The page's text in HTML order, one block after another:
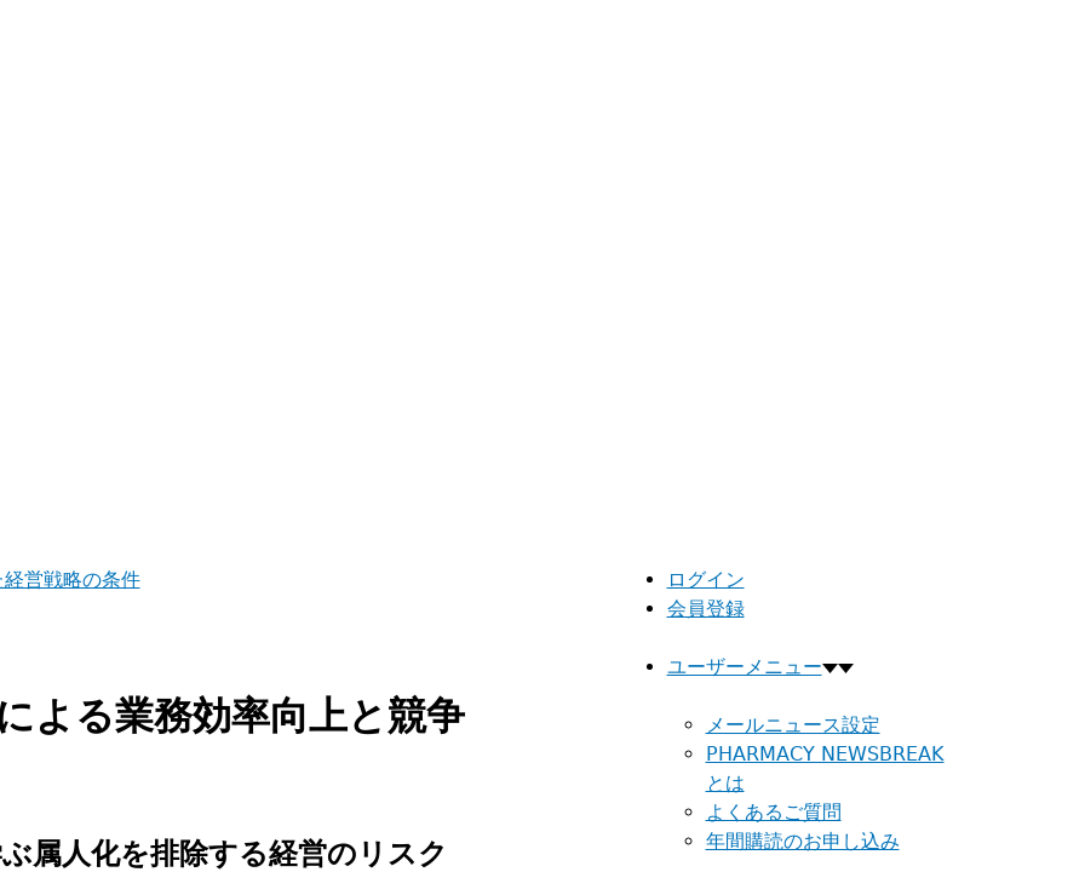
営戦略の条件
よる業務効率向上と競争
属人化を排除する経営のリスク
ログイン
会員登録
ユーザーメニュー
メールニュース設定
PHARMACY NEWSBREAK
とは
よくあるご質問
年間購読のお申し込み